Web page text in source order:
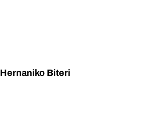
Hernaniko Biteri